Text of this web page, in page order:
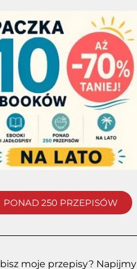
PONAD 250 PRZEPISÓW
moje przepisy? Napijmy